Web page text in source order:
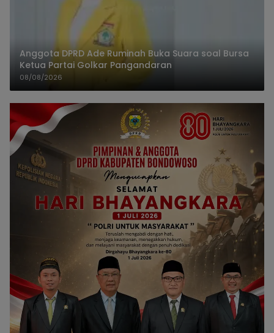
Anggota DPRD Ade Ruminah Buka Suara soal Bursa
Ketua Partai Golkar Pangandaran
08/08/2026